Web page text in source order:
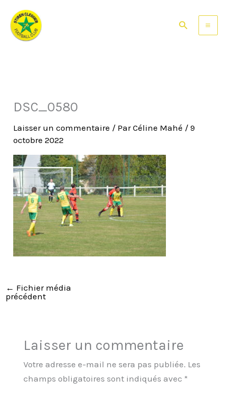
contenu
Rechercher
DSC_0580
Laisser un commentaire / ParCéline Mahé /9
octobre 2022
← Fichier média
précédent
Laisser un commentaire
Votre adresse e-mail ne sera pas publiée. Les
champs obligatoires sont indiqués avec *